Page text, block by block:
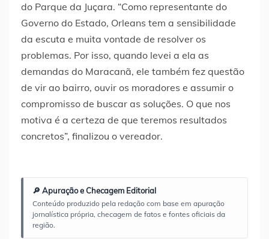
do Parque da Juçara. “Como representante do
Governo do Estado, Orleans tem a sensibilidade
da escuta e muita vontade de resolver os
problemas. Por isso, quando levei a ela as
demandas do Maracanã, ele também fez questão
de vir ao bairro, ouvir os moradores e assumir o
compromisso de buscar as soluções. O que nos
motiva é a certeza de que teremos resultados
concretos”, finalizou o vereador.
🔎 Apuração e Checagem Editorial
Conteúdo produzido pela redação com base em apuração
jornalística própria, checagem de fatos e fontes oficiais da
região.